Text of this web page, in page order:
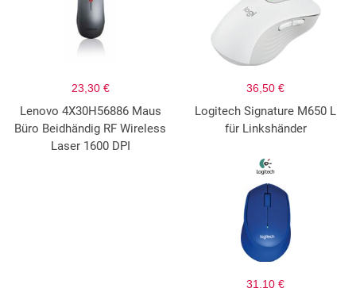
23,30 €
Lenovo 4X30H56886 Maus
Büro Beidhändig RF Wireless
Laser 1600 DPI
36,50 €
Logitech Signature M650 L
für Linkshänder
31,10 €